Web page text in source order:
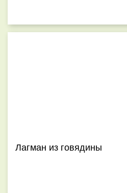
Лагман из говядины